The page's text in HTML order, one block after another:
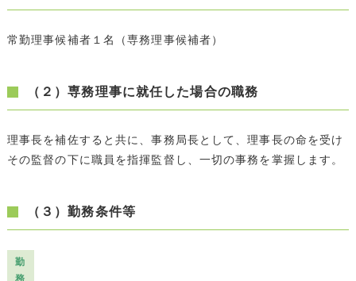
常勤理事候補者１名（専務理事候補者）
（２）専務理事に就任した場合の職務
理事長を補佐すると共に、事務局長として、理事長の命を受け
その監督の下に職員を指揮監督し、一切の事務を掌握します。
（３）勤務条件等
勤
務